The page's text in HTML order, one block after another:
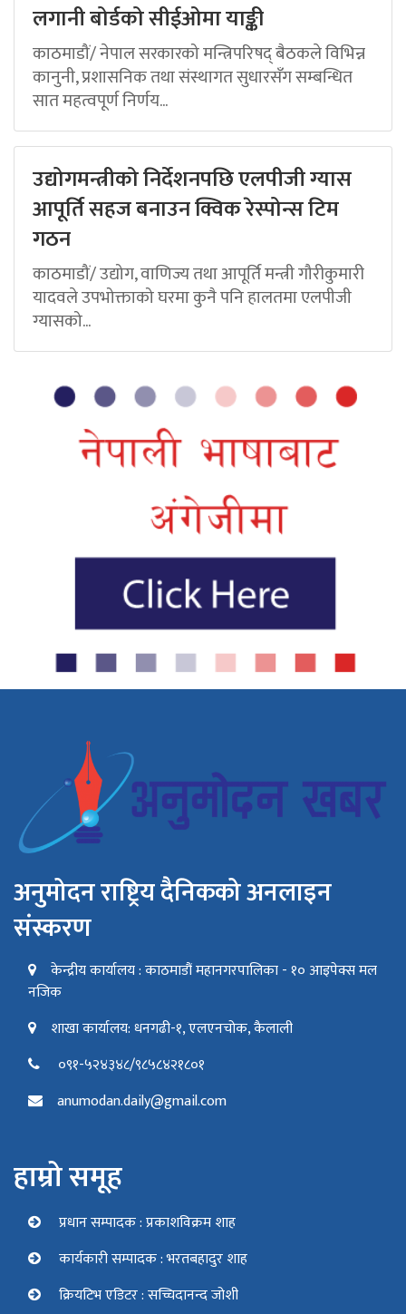
लगानी बोर्डको सीईओमा याङ्की
काठमाडौं/ नेपाल सरकारको मन्त्रिपरिषद् बैठकले विभिन्न
कानुनी, प्रशासनिक तथा संस्थागत सुधारसँग सम्बन्धित
सात महत्वपूर्ण निर्णय...
उद्योगमन्त्रीको निर्देशनपछि एलपीजी ग्यास
आपूर्ति सहज बनाउन क्विक रेस्पोन्स टिम
गठन
काठमाडौं/ उद्योग, वाणिज्य तथा आपूर्ति मन्त्री गौरीकुमारी
यादवले उपभोक्ताको घरमा कुनै पनि हालतमा एलपीजी
ग्यासको...
अनुमोदन राष्ट्रिय दैनिकको अनलाइन
संस्करण
केन्द्रीय कार्यालय : काठमाडौं महानगरपालिका - १० आइपेक्स मल
नजिक
शाखा कार्यालय: धनगढी-१, एलएनचोक, कैलाली
०९१-५२४३४८/९८५८४२१८०१
anumodan.daily@gmail.com
हाम्रो समूह
प्रधान सम्पादक : प्रकाशविक्रम शाह
कार्यकारी सम्पादक : भरतबहादुर शाह
क्रियटिभ एडिटर : सच्चिदानन्द जोशी